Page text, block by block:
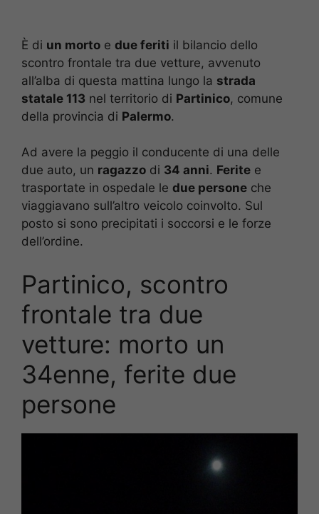
È di un morto e due feriti il bilancio dello
scontro frontale tra due vetture, avvenuto
all’alba di questa mattina lungo la strada
statale 113 nel territorio di Partinico, comune
della provincia di Palermo.
Ad avere la peggio il conducente di una delle
due auto, un ragazzo di 34 anni. Ferite e
trasportate in ospedale le due persone che
viaggiavano sull’altro veicolo coinvolto. Sul
posto si sono precipitati i soccorsi e le forze
dell’ordine.
Partinico, scontro
frontale tra due
vetture: morto un
34enne, ferite due
persone